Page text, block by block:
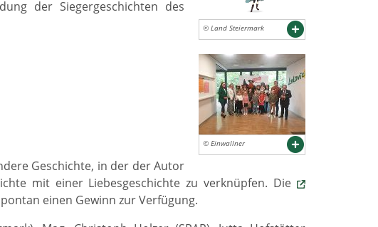
© Land Steiermark
© Einwallner
der Siegergeschichten des
Geschichte, in der der Autor
mit einer Liebesgeschichte zu verknüpfen. Die
einen Gewinn zur Verfügung.